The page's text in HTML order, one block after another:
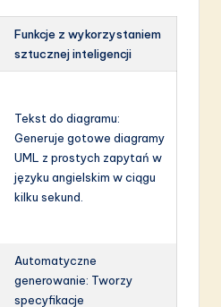
Funkcje z wykorzystaniem
sztucznej inteligencji
Tekst do diagramu:
Generuje gotowe diagramy
UML z prostych zapytań w
języku angielskim w ciągu
kilku sekund.
Automatyczne
generowanie: Tworzy
specyfikacje